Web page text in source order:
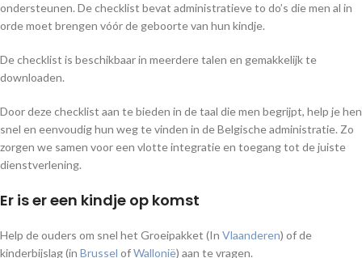
ondersteunen. De checklist bevat administratieve to do’s die men al in
orde moet brengen vóór de geboorte van hun kindje.
De checklist is beschikbaar in meerdere talen en gemakkelijk te
downloaden.
Door deze checklist aan te bieden in de taal die men begrijpt, help je hen
snel en eenvoudig hun weg te vinden in de Belgische administratie. Zo
zorgen we samen voor een vlotte integratie en toegang tot de juiste
dienstverlening.
Er is er een kindje op komst
Help de ouders om snel het Groeipakket (In Vlaanderen) of de
kinderbijslag (in Brussel ofWallonië) aan te vragen.